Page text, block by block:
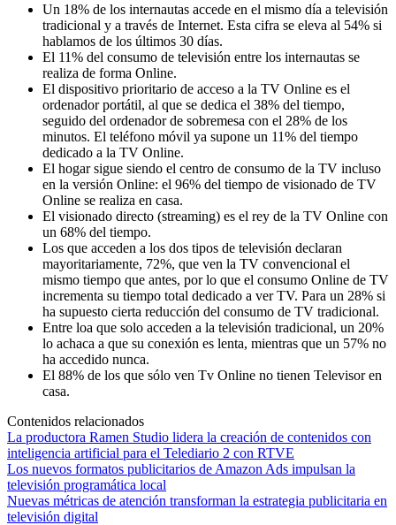
Un 18% de los internautas accede en el mismo día a televisión
tradicional y a través de Internet. Esta cifra se eleva al 54% si
hablamos de los últimos 30 días.
El 11% del consumo de televisión entre los internautas se
realiza de forma Online.
El dispositivo prioritario de acceso a la TV Online es el
ordenador portátil, al que se dedica el 38% del tiempo,
seguido del ordenador de sobremesa con el 28% de los
minutos. El teléfono móvil ya supone un 11% del tiempo
dedicado a la TV Online.
El hogar sigue siendo el centro de consumo de la TV incluso
en la versión Online: el 96% del tiempo de visionado de TV
Online se realiza en casa.
El visionado directo (streaming) es el rey de la TV Online con
un 68% del tiempo.
Los que acceden a los dos tipos de televisión declaran
mayoritariamente, 72%, que ven la TV convencional el
mismo tiempo que antes, por lo que el consumo Online de TV
incrementa su tiempo total dedicado a ver TV. Para un 28% si
ha supuesto cierta reducción del consumo de TV tradicional.
Entre loa que solo acceden a la televisión tradicional, un 20%
lo achaca a que su conexión es lenta, mientras que un 57% no
ha accedido nunca.
El 88% de los que sólo ven Tv Online no tienen Televisor en
casa.
Contenidos relacionados
La productora Ramen Studio lidera la creación de contenidos con
inteligencia artificial para el Telediario 2 con RTVE
Los nuevos formatos publicitarios de Amazon Ads impulsan la
televisión programática local
Nuevas métricas de atención transforman la estrategia publicitaria en
televisión digital